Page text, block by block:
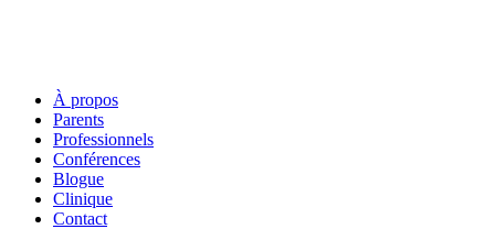
À propos
Parents
Professionnels
Conférences
Blogue
Clinique
Contact